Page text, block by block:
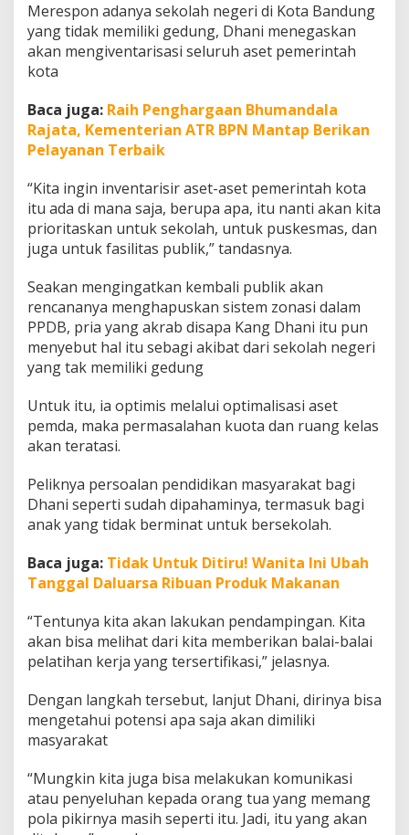
n
Merespon adanya sekolah negeri di Kota Bandung
yang tidak memiliki gedung, Dhani menegaskan
akan mengiventarisasi seluruh aset pemerintah
kota
Baca juga: Raih Penghargaan Bhumandala
Rajata, Kementerian ATR BPN Mantap Berikan
Pelayanan Terbaik
“Kita ingin inventarisir aset-aset pemerintah kota
itu ada di mana saja, berupa apa, itu nanti akan kita
prioritaskan untuk sekolah, untuk puskesmas, dan
juga untuk fasilitas publik,” tandasnya.
Seakan mengingatkan kembali publik akan
rencananya menghapuskan sistem zonasi dalam
PPDB, pria yang akrab disapa Kang Dhani itu pun
menyebut hal itu sebagi akibat dari sekolah negeri
yang tak memiliki gedung
Untuk itu, ia optimis melalui optimalisasi aset
pemda, maka permasalahan kuota dan ruang kelas
akan teratasi.
Peliknya persoalan pendidikan masyarakat bagi
Dhani seperti sudah dipahaminya, termasuk bagi
anak yang tidak berminat untuk bersekolah.
Baca juga: Tidak Untuk Ditiru! Wanita Ini Ubah
Tanggal Daluarsa Ribuan Produk Makanan
“Tentunya kita akan lakukan pendampingan. Kita
akan bisa melihat dari kita memberikan balai-balai
pelatihan kerja yang tersertifikasi,” jelasnya.
Dengan langkah tersebut, lanjut Dhani, dirinya bisa
mengetahui potensi apa saja akan dimiliki
masyarakat
“Mungkin kita juga bisa melakukan komunikasi
atau penyeluhan kepada orang tua yang memang
pola pikirnya masih seperti itu. Jadi, itu yang akan